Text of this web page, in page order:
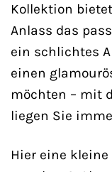
Kollektion
Anlass das
ein schlichtes
einen
möchten – mit
liegen Sie
Hier eine